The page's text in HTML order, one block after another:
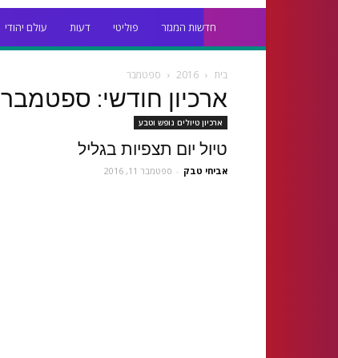
חדשות המגזר פוליטי דעות עולם יהודי
בית 2016 ספטמבר
ארכיון חודשי: ספטמבר 2016
ארכיון טיולים נופש וטבע
טיול יום תצפיות בגליל
אביחי טבק - ספטמבר 11, 2016